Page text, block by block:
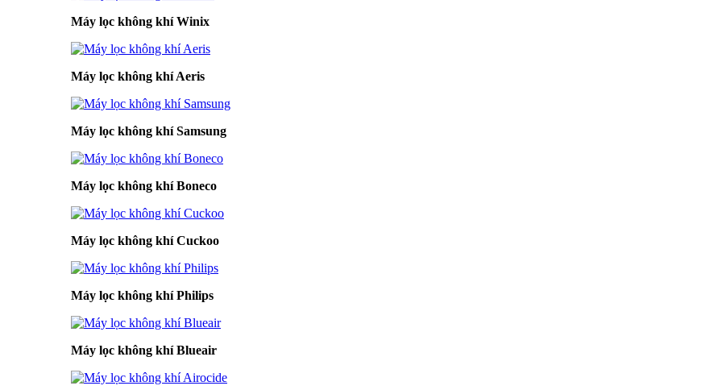
Máy lọc không khí Winix
Máy lọc không khí Aeris
Máy lọc không khí Samsung
Máy lọc không khí Boneco
Máy lọc không khí Cuckoo
Máy lọc không khí Philips
Máy lọc không khí Blueair